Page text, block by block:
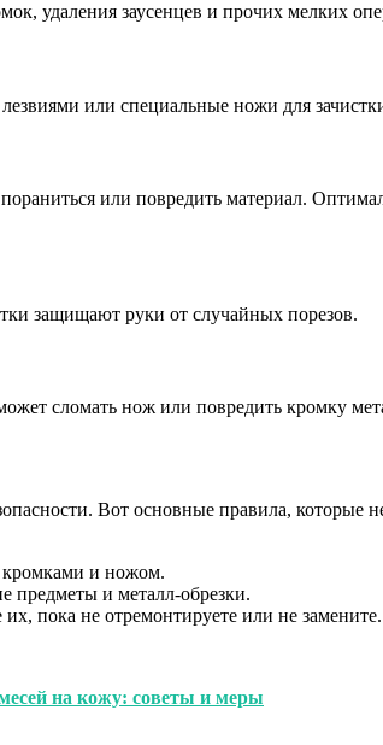
удаления заусенцев и прочих мелких
или специальные ножи для
или повредить материал.
защищают руки от случайных порезов.
сломать нож или повредить кромку
Вот основные правила, которые
кромками и ножом.
предметы и металл-обрезки.
пока не отремонтируете или не замените.
на кожу: советы и меры